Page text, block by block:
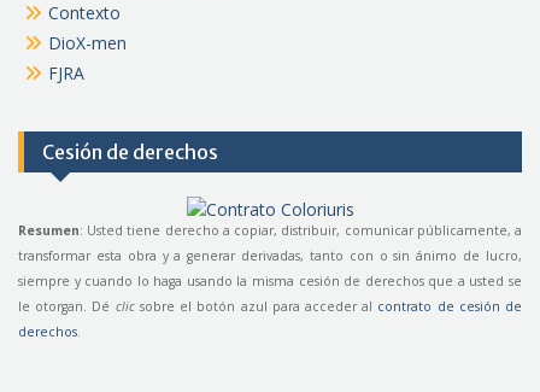
Contexto
DioX-men
FJRA
Cesión de derechos
Resumen: Usted tiene derecho a copiar, distribuir, comunicar públicamente, a
transformar esta obra y a generar derivadas, tanto con o sin ánimo de lucro,
siempre y cuando lo haga usando la misma cesión de derechos que a usted se
le otorgan. Dé clicsobre el botón azul para acceder al contrato de cesión de
derechos.